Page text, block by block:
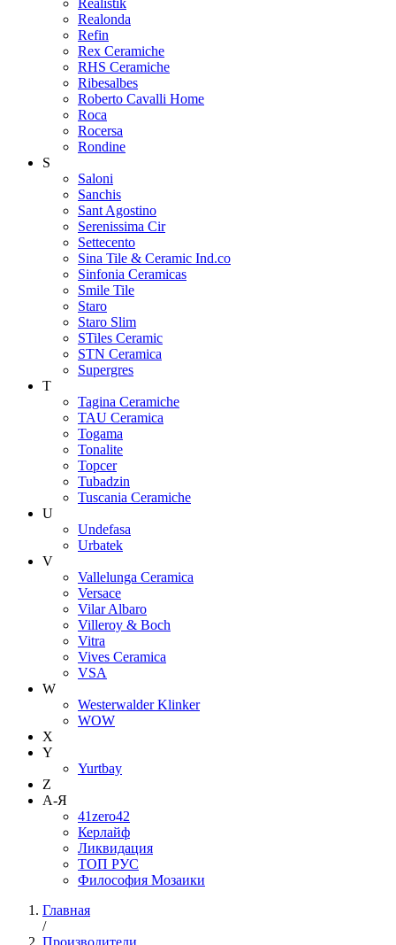
Realonda
Refin
Rex Ceramiche
RHS Ceramiche
Ribesalbes
Roberto Cavalli Home
Roca
Rocersa
Rondine
S
Saloni
Sanchis
Sant Agostino
Serenissima Cir
Settecento
Sina Tile & Ceramic Ind.co
Sinfonia Ceramicas
Smile Tile
Staro
Staro Slim
STiles Ceramic
STN Ceramica
Supergres
T
Tagina Ceramiche
TAU Ceramica
Togama
Tonalite
Topcer
Tubadzin
Tuscania Ceramiche
U
Undefasa
Urbatek
V
Vallelunga Ceramica
Versace
Vilar Albaro
Villeroy & Boch
Vitra
Vives Ceramica
VSA
W
Westerwalder Klinker
WOW
X
Y
Yurtbay
Z
А-Я
41zero42
Керлайф
Ликвидация
ТОП РУС
Философия Мозаики
Главная
/
Производители